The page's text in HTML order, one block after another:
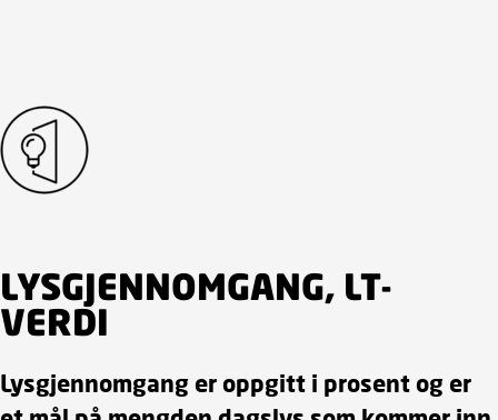
LYSGJENNOMGANG, LT-
VERDI
Lysgjennomgang er oppgitt i prosent og er